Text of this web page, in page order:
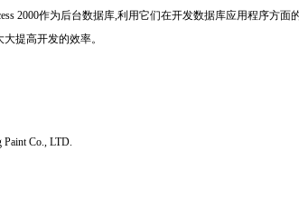
2000作为后台数据库,利用它们在开发数据库应用程序方
提高开发的效率。
Beijing Paint Co., LTD.